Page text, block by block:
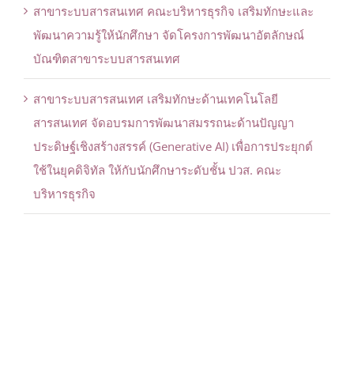
สาขาระบบสารสนเทศ คณะบริหารธุรกิจ เสริมทักษะและ
พัฒนาความรู้ให้นักศึกษา จัดโครงการพัฒนาอัตลักษณ์
บัณฑิตสาขาระบบสารสนเทศ
สาขาระบบสารสนเทศ เสริมทักษะด้านเทคโนโลยี
สารสนเทศ จัดอบรมการพัฒนาสมรรถนะด้านปัญญา
ประดิษฐ์เชิงสร้างสรรค์ (Generative AI) เพื่อการประยุกต์
ใช้ในยุคดิจิทัล ให้กับนักศึกษาระดับชั้น ปวส. คณะ
บริหารธุรกิจ